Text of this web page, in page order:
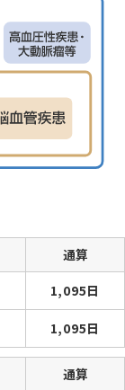
通算
1,095日
1,095日
通算